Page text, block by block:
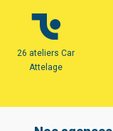
26 ateliers Car
Attelage